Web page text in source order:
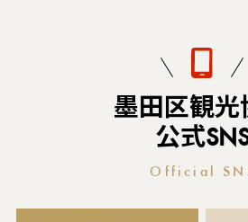
墨田区観光
公式
Official